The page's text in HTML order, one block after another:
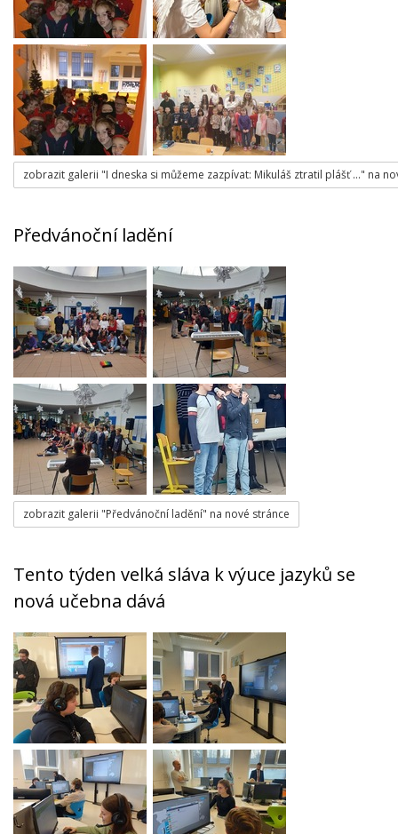
zobrazit galerii "I dneska si můžeme zazpívat: Mikuláš ztratil plášť …" na
Předvánoční ladění
zobrazit galerii "Předvánoční ladění" na nové stránce
Tento týden velká sláva k výuce jazyků se
nová učebna dává